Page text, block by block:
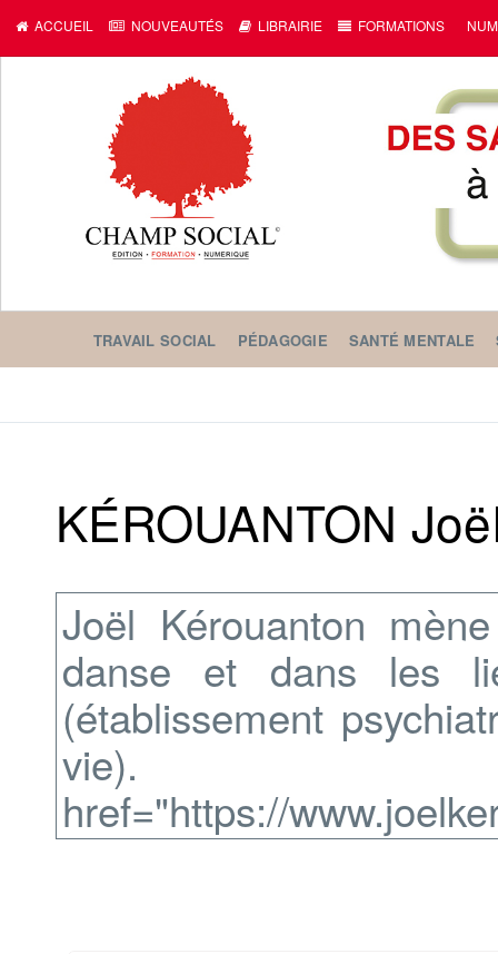
ACCUEIL NOUVEAUTÉS LIBRAIRIE FORMATIONS
TRAVAIL SOCIAL PÉDAGOGIE SANTÉ MENTALE
KÉROUANTON
Joël Kérouanton
danse et dans les
(établissement
href="https://